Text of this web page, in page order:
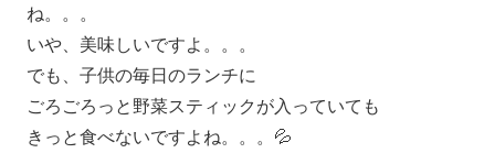
ね。。。
いや、美味しいですよ。。。
でも、子供の毎日のランチに
ごろごろっと野菜スティックが入っていても
きっと食べないですよね。。。💦